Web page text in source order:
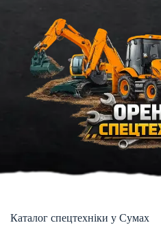
Каталог спецтехніки у Сумах